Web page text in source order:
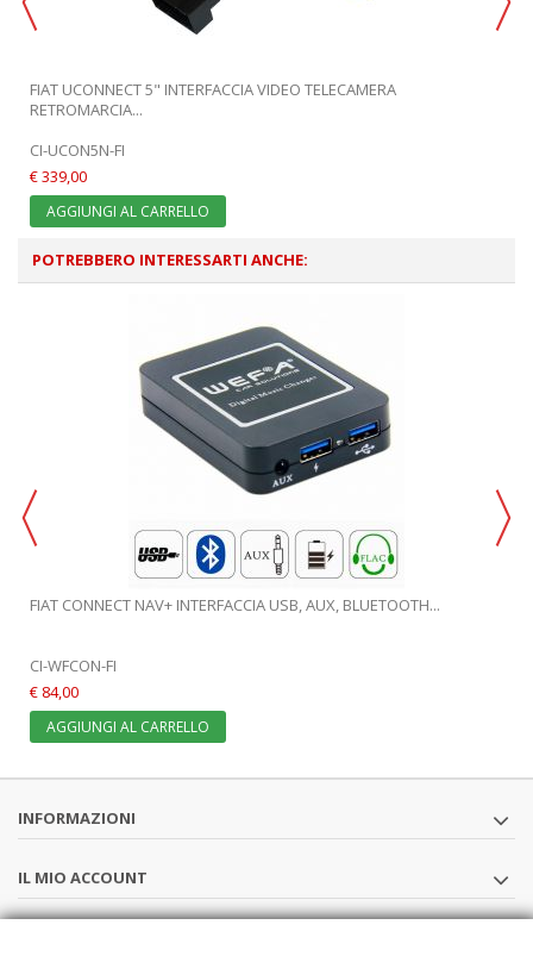
FIAT UCONNECT 5" INTERFACCIA VIDEO TELECAMERA
RETROMARCIA...
CI-UCON5N-FI
€ 339,00
AGGIUNGI AL CARRELLO
POTREBBERO INTERESSARTI ANCHE:
FIAT CONNECT NAV+ INTERFACCIA USB, AUX, BLUETOOTH...
CI-WFCON-FI
€ 84,00
AGGIUNGI AL CARRELLO
INFORMAZIONI
IL MIO ACCOUNT